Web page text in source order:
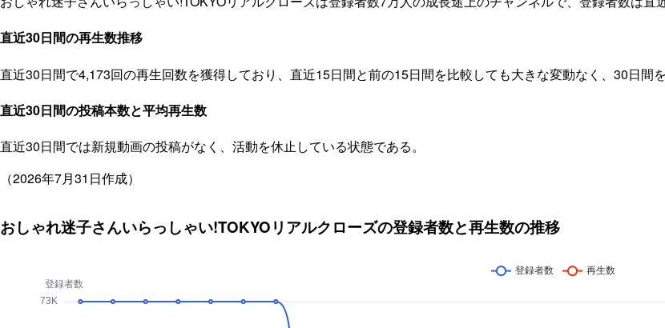
直近30日間の再生数推移
直近30日間で4,173回の再生回数を獲得しており、直近15日間と前の15日間を比較しても大きな変動なく、30日間
直近30日間の投稿本数と平均再生数
直近30日間では新規動画の投稿がなく、活動を休止している状態である。
（2026年7月31日作成）
おしゃれ迷子さんいらっしゃい!TOKYOリアルクローズの登録者数と再生数の推移